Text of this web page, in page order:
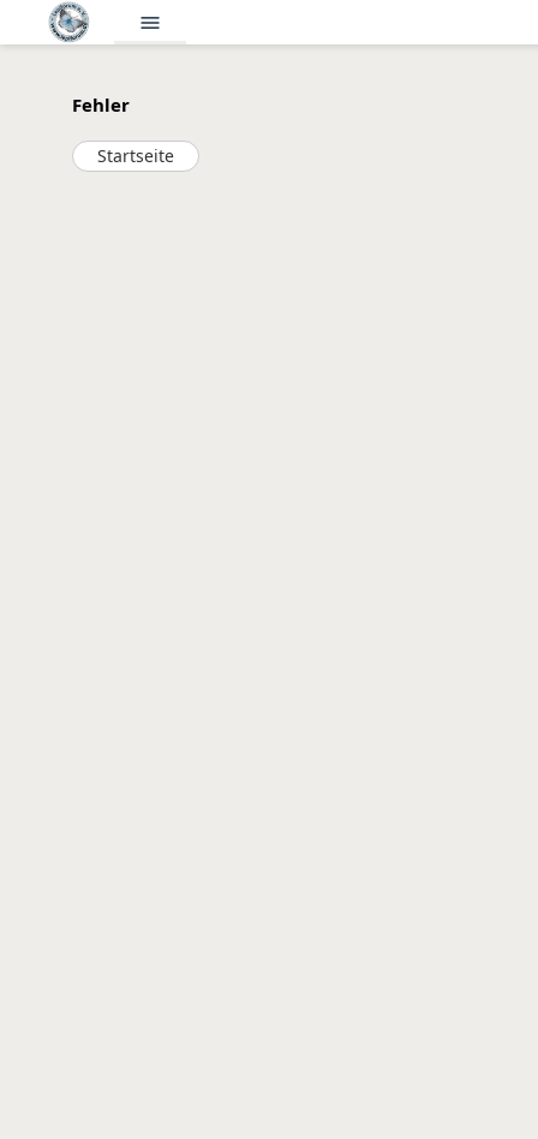
menu
Fehler
Startseite